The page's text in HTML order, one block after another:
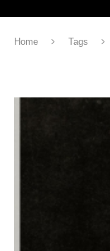
Home Tags